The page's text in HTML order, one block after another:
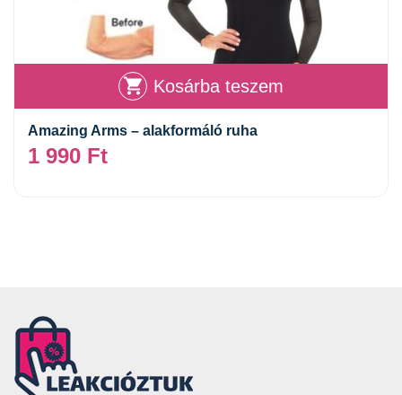
Kosárba teszem
Amazing Arms – alakformáló ruha
1 990 Ft